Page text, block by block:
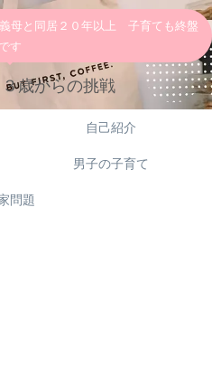
母と同居２０年以上 子育ても終盤
です
歳からの挑戦
自己紹介
男子の子育て
問題